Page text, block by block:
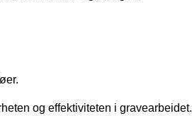
og effektiviteten i gravearbeidet.